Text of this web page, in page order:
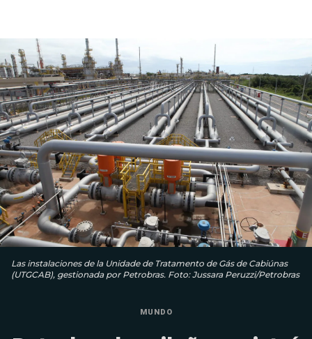
Las instalaciones de la Unidade de Tratamento de Gás de Cabiúnas
(UTGCAB), gestionada por Petrobras. Foto: Jussara Peruzzi/Petrobras
MUNDO